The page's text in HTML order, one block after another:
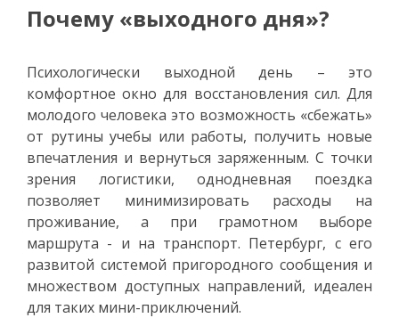
Почему «выходного дня»?
Психологически выходной день – это
комфортное окно для восстановления сил. Для
молодого человека это возможность «сбежать»
от рутины учебы или работы, получить новые
впечатления и вернуться заряженным. С точки
зрения логистики, однодневная поездка
позволяет минимизировать расходы на
проживание, а при грамотном выборе
маршрута - и на транспорт. Петербург, с его
развитой системой пригородного сообщения и
множеством доступных направлений, идеален
для таких мини-приключений.